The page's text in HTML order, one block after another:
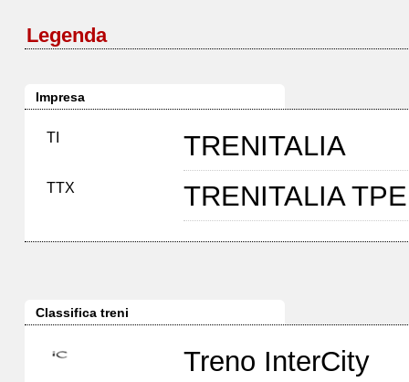
Legenda
Impresa
TI TRENITALIA
TTX TRENITALIA
Classifica treni
Treno InterCity